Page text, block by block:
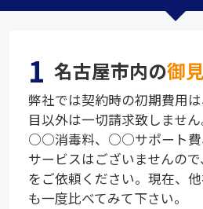
1 名古屋市内の御
弊社では契約時の初期費用
目以外は一切請求致しません
○○消毒料、○○サポート
サービスはございませんの
をご依頼ください。現在、
も一度比べてみて下さい。